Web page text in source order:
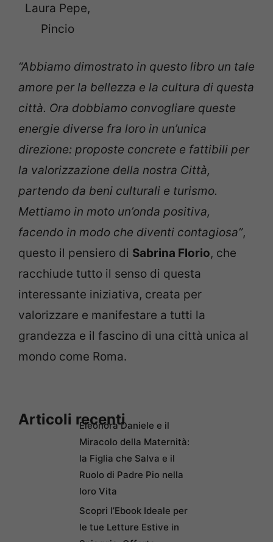
Laura Pepe,
Pincio
“Abbiamo dimostrato in questo libro un tale
amore per la bellezza e la cultura di questa
città. Ora dobbiamo convogliare queste
energie diverse fra loro in un’unica
direzione: proposte concrete e fattibili per
la valorizzazione della nostra Città,
partendo da beni culturali e turismo.
Mettiamo in moto un’onda positiva,
facendo in modo che diventi contagiosa”,
questo il pensiero di Sabrina Florio, che
racchiude tutto il senso di questa
interessante iniziativa, creata per
valorizzare e manifestare a tutti la
grandezza e il fascino di una città unica al
mondo come Roma.
Articoli recentiEleonora Daniele e il
Miracolo della Maternità:
la Figlia che Salva e il
Ruolo di Padre Pio nella
loro Vita
Scopri l’Ebook Ideale per
le tue Letture Estive in